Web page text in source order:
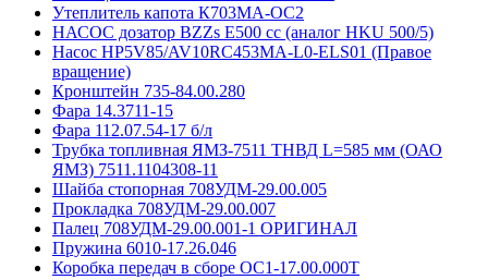
Утеплитель капота К703МА-ОС2
НАСОС дозатор BZZs Е500 cc (аналог HKU 500/5)
Насос HP5V85/AV10RC453MA-L0-ELS01 (Правое
вращение)
Кронштейн 735-84.00.280
Фара 14.3711-15
Фара 112.07.54-17 б/л
Трубка топливная ЯМЗ-7511 ТНВД L=585 мм (ОАО
ЯМЗ) 7511.1104308-11
Шайба стопорная 708УДМ-29.00.005
Прокладка 708УДМ-29.00.007
Палец 708УДМ-29.00.001-1 ОРИГИНАЛ
Пружина 6010-17.26.046
Коробка передач в сборе ОС1-17.00.000Т